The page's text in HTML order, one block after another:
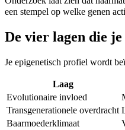
een stempel op welke genen
De vier lagen die
Je epigenetisch profiel wordt
Laag
Evolutionaire invloed
Transgenerationele overdracht
Baarmoederklimaat